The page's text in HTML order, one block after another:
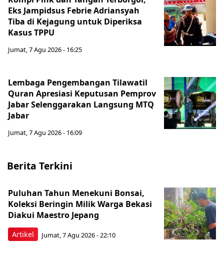
Eks Jampidsus Febrie Adriansyah
Tiba di Kejagung untuk Diperiksa
Kasus TPPU
Jumat, 7 Agu 2026 - 16:25
Lembaga Pengembangan Tilawatil
Quran Apresiasi Keputusan Pemprov
Jabar Selenggarakan Langsung MTQ
Jabar
Jumat, 7 Agu 2026 - 16:09
Berita Terkini
Artikel
Puluhan Tahun Menekuni Bonsai,
Koleksi Beringin Milik Warga Bekasi
Diakui Maestro Jepang
Jumat, 7 Agu 2026 - 22:10